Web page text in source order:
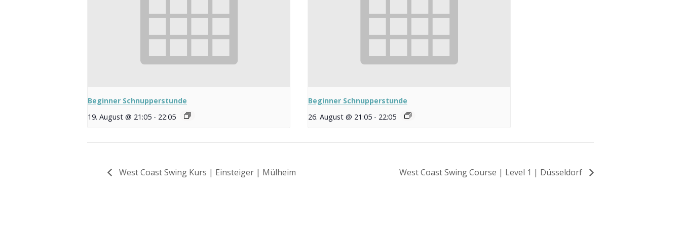
Beginner Schnupperstunde
19. August @ 21:05 - 22:05
Beginner Schnupperstunde
26. August @ 21:05 - 22:05
West Coast Swing Kurs | Einsteiger | Mülheim West Coast Swing Course | Level 1 | Düsseldorf